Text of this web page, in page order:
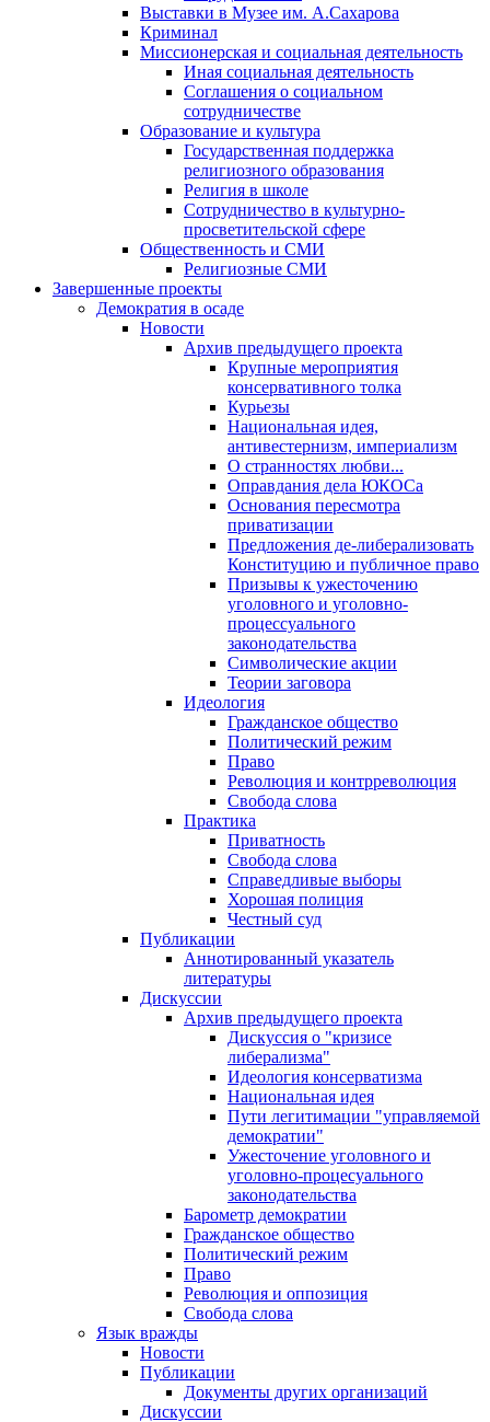
Выставки в Музее им. А.Сахарова
Криминал
Миссионерская и социальная деятельность
Иная социальная деятельность
Соглашения о социальном
сотрудничестве
Образование и культура
Государственная поддержка
религиозного образования
Религия в школе
Сотрудничество в культурно-
просветительской сфере
Общественность и СМИ
Религиозные СМИ
Завершенные проекты
Демократия в осаде
Новости
Архив предыдущего проекта
Крупные мероприятия
консервативного толка
Курьезы
Национальная идея,
антивестернизм, империализм
О странностях любви...
Оправдания дела ЮКОСа
Основания пересмотра
приватизации
Предложения де-либерализовать
Конституцию и публичное право
Призывы к ужесточению
уголовного и уголовно-
процессуального
законодательства
Символические акции
Теории заговора
Идеология
Гражданское общество
Политический режим
Право
Революция и контрреволюция
Свобода слова
Практика
Приватность
Свобода слова
Справедливые выборы
Хорошая полиция
Честный суд
Публикации
Аннотированный указатель
литературы
Дискуссии
Архив предыдущего проекта
Дискуссия о "кризисе
либерализма"
Идеология консерватизма
Национальная идея
Пути легитимации "управляемой
демократии"
Ужесточение уголовного и
уголовно-процесуального
законодательства
Барометр демократии
Гражданское общество
Политический режим
Право
Революция и оппозиция
Свобода слова
Язык вражды
Новости
Публикации
Документы других организаций
Дискуссии